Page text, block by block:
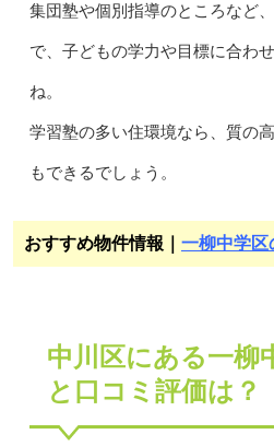
集団塾や個別指導のところなど
で、子どもの学力や目標に合わ
ね。
学習塾の多い住環境なら、質の
もできるでしょう。
おすすめ物件情報｜ 一柳中学区
中川区にある一柳
と口コミ評価は？